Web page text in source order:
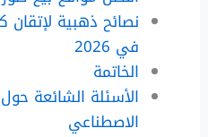
نصائح ذهبية لإتقان
في 2026
الخاتمة
الأسئلة الشائعة
الاصطناعي